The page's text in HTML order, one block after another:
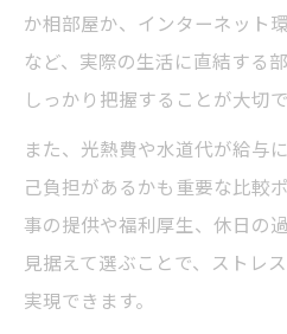
か相部屋か、インターネット
など、実際の生活に直結する
しっかり把握することが大切で
また、光熱費や水道代が給与
己負担があるかも重要な比較
事の提供や福利厚生、休日の
見据えて選ぶことで、ストレ
実現できます。